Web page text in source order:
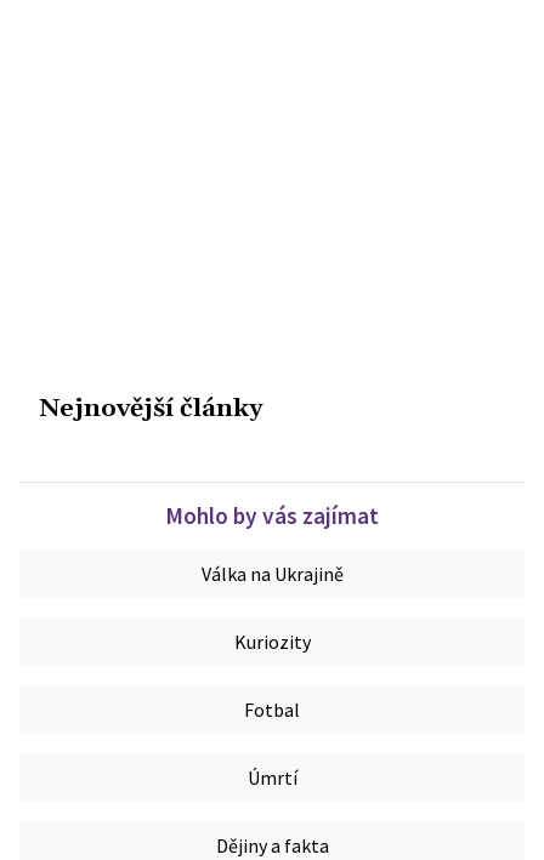
Nejnovější články
Mohlo by vás zajímat
Válka na Ukrajině
Kuriozity
Fotbal
Úmrtí
Dějiny a fakta